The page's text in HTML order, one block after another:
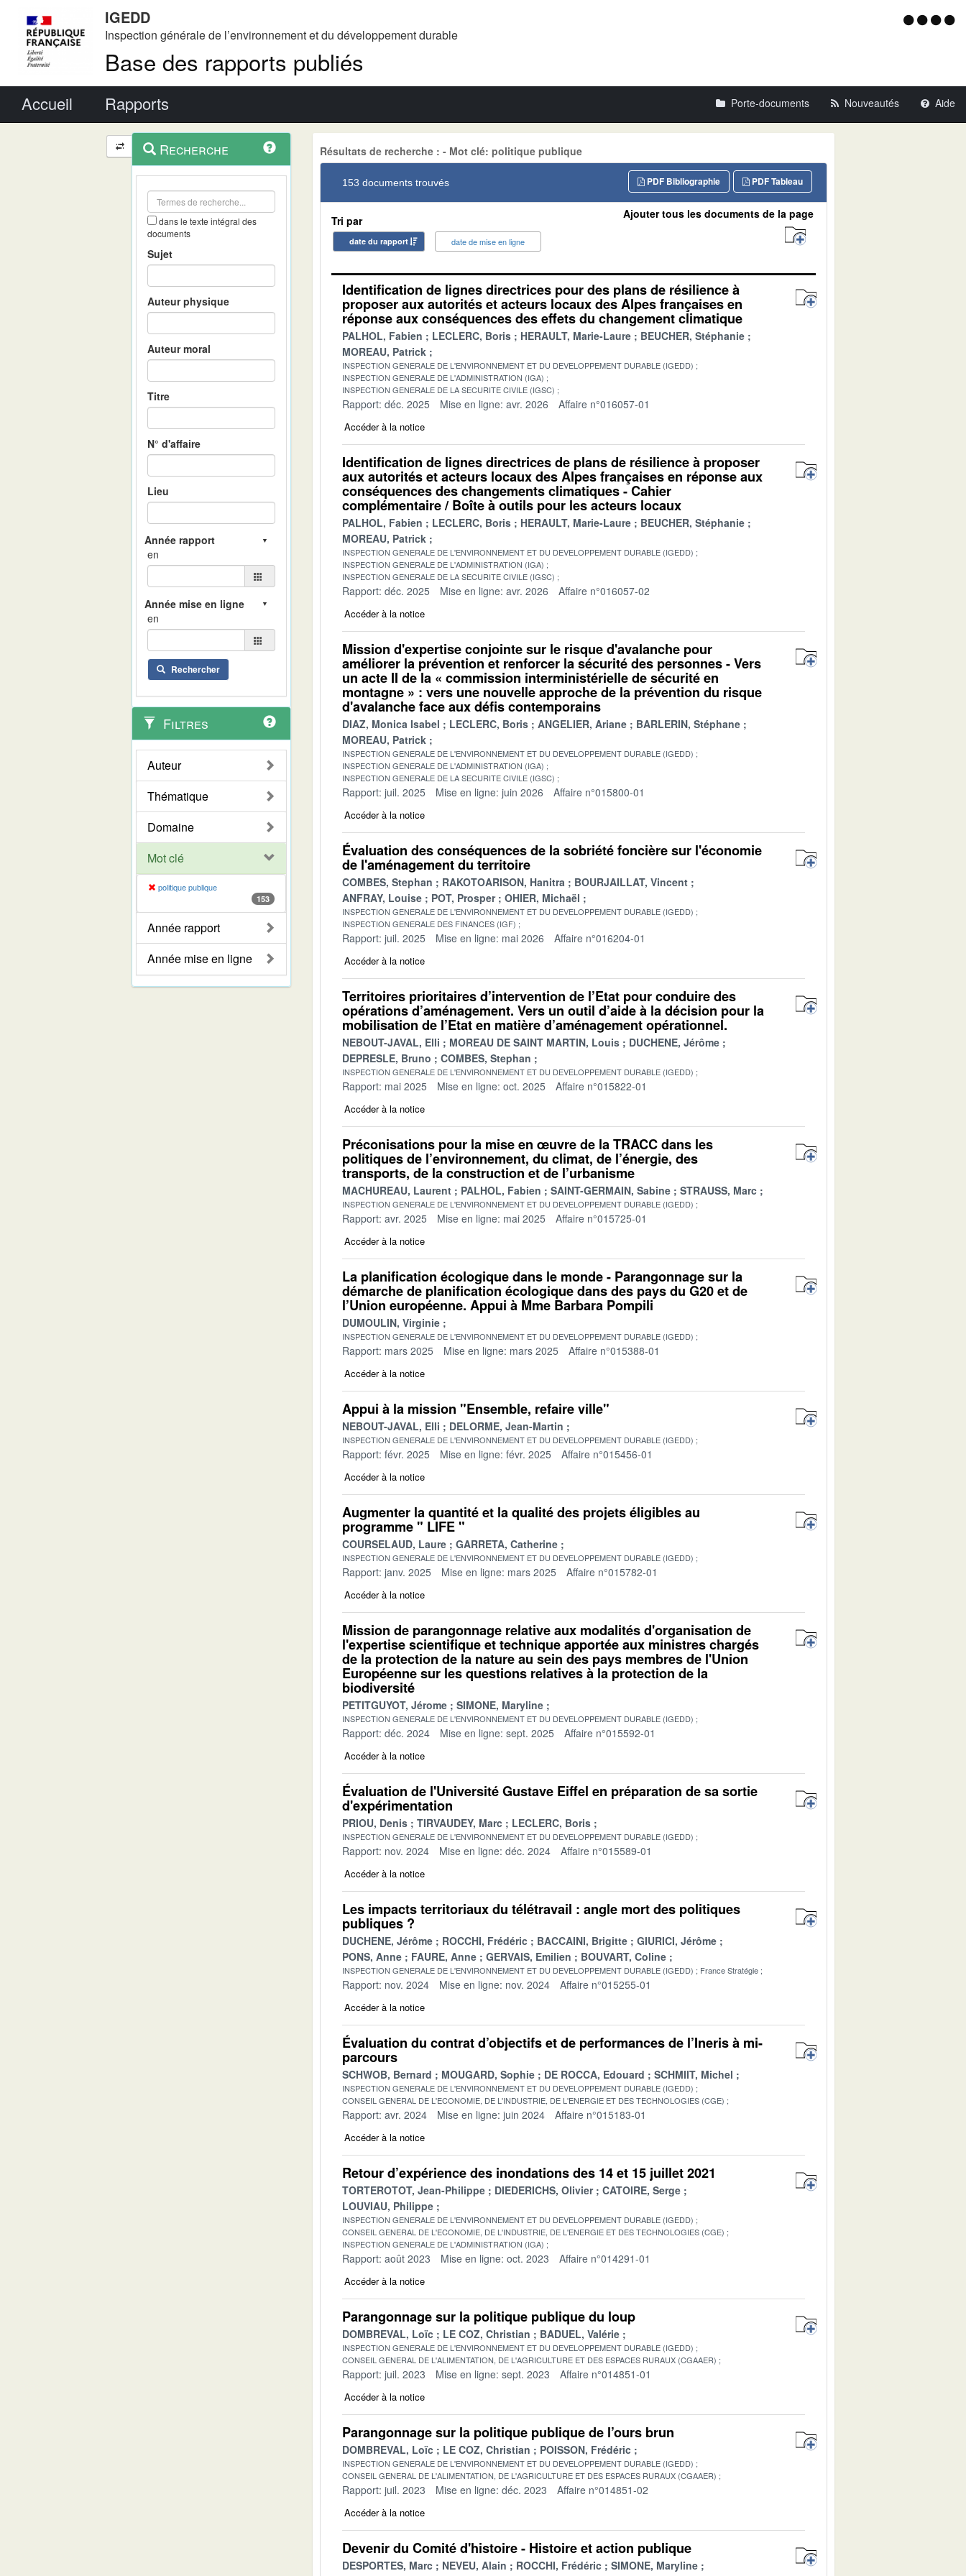
IGEDD
Inspection générale de l’environnement et du développement durable
Base des rapports publiés
Menu
Accueil Rapports Porte-documents Nouveautés Aide
Navigation
et
outils
contextuel
Recherche
dans le texte intégral des
documents
Sujet
Auteur physique
Auteur moral
Titre
N° d'affaire
Lieu
en
en
Rechercher
Filtres
Auteur
Thématique
Domaine
Mot clé
politique publique
153
Année rapport
Année mise en ligne
Résultats de recherche : - Mot clé: politique publique
153 documents trouvés PDF Tableau
PDF Bibliographie
Tri par
date du rapport date de mise en ligne
Ajouter tous les documents de la page
Identification de lignes directrices pour des plans de résilience à
proposer aux autorités et acteurs locaux des Alpes françaises en
réponse aux conséquences des effets du changement climatique
PALHOL, Fabien LECLERC, Boris HERAULT, Marie-Laure
BEUCHER, Stéphanie
MOREAU, Patrick
INSPECTION GENERALE DE L'ENVIRONNEMENT ET DU DEVELOPPEMENT DURABLE (IGEDD)
INSPECTION GENERALE DE L'ADMINISTRATION (IGA)
INSPECTION GENERALE DE LA SECURITE CIVILE (IGSC)
Rapport: déc. 2025 Mise en ligne: avr. 2026 Affaire n°016057-01
Accéder à la notice
Identification de lignes directrices de plans de résilience à proposer
aux autorités et acteurs locaux des Alpes françaises en réponse aux
conséquences des changements climatiques - Cahier
complémentaire / Boîte à outils pour les acteurs locaux
PALHOL, Fabien LECLERC, Boris HERAULT, Marie-Laure
BEUCHER, Stéphanie
MOREAU, Patrick
INSPECTION GENERALE DE L'ENVIRONNEMENT ET DU DEVELOPPEMENT DURABLE (IGEDD)
INSPECTION GENERALE DE L'ADMINISTRATION (IGA)
INSPECTION GENERALE DE LA SECURITE CIVILE (IGSC)
Rapport: déc. 2025 Mise en ligne: avr. 2026 Affaire n°016057-02
Accéder à la notice
Mission d'expertise conjointe sur le risque d'avalanche pour
améliorer la prévention et renforcer la sécurité des personnes - Vers
un acte II de la « commission interministérielle de sécurité en
montagne » : vers une nouvelle approche de la prévention du risque
d'avalanche face aux défis contemporains
DIAZ, Monica Isabel LECLERC, Boris ANGELIER, Ariane
BARLERIN, Stéphane
MOREAU, Patrick
INSPECTION GENERALE DE L'ENVIRONNEMENT ET DU DEVELOPPEMENT DURABLE (IGEDD)
INSPECTION GENERALE DE L'ADMINISTRATION (IGA)
INSPECTION GENERALE DE LA SECURITE CIVILE (IGSC)
Rapport: juil. 2025 Mise en ligne: juin 2026 Affaire n°015800-01
Accéder à la notice
Évaluation des conséquences de la sobriété foncière sur l'économie
de l'aménagement du territoire
COMBES, Stephan RAKOTOARISON, Hanitra
BOURJAILLAT, Vincent
ANFRAY, Louise
POT, Prosper OHIER, Michaël
INSPECTION GENERALE DE L'ENVIRONNEMENT ET DU DEVELOPPEMENT DURABLE (IGEDD)
INSPECTION GENERALE DES FINANCES (IGF)
Rapport: juil. 2025 Mise en ligne: mai 2026 Affaire n°016204-01
Accéder à la notice
Territoires prioritaires d’intervention de l’Etat pour conduire des
opérations d’aménagement. Vers un outil d’aide à la décision pour la
mobilisation de l’Etat en matière d’aménagement opérationnel.
NEBOUT-JAVAL, Elli MOREAU DE SAINT MARTIN, Louis
DUCHENE, Jérôme
DEPRESLE, Bruno
COMBES, Stephan
INSPECTION GENERALE DE L'ENVIRONNEMENT ET DU DEVELOPPEMENT DURABLE (IGEDD)
Rapport: mai 2025 Mise en ligne: oct. 2025 Affaire n°015822-01
Accéder à la notice
Préconisations pour la mise en œuvre de la TRACC dans les
politiques de l’environnement, du climat, de l’énergie, des
transports, de la construction et de l’urbanisme
MACHUREAU, Laurent PALHOL, Fabien SAINT-GERMAIN, Sabine STRAUSS, Marc
INSPECTION GENERALE DE L'ENVIRONNEMENT ET DU DEVELOPPEMENT DURABLE (IGEDD)
Rapport: avr. 2025 Mise en ligne: mai 2025 Affaire n°015725-01
Accéder à la notice
La planification écologique dans le monde - Parangonnage sur la
démarche de planification écologique dans des pays du G20 et de
l’Union européenne. Appui à Mme Barbara Pompili
DUMOULIN, Virginie
INSPECTION GENERALE DE L'ENVIRONNEMENT ET DU DEVELOPPEMENT DURABLE (IGEDD)
Rapport: mars 2025 Mise en ligne: mars 2025 Affaire n°015388-01
Accéder à la notice
Appui à la mission "Ensemble, refaire ville"
NEBOUT-JAVAL, Elli DELORME, Jean-Martin
INSPECTION GENERALE DE L'ENVIRONNEMENT ET DU DEVELOPPEMENT DURABLE (IGEDD)
Rapport: févr. 2025 Mise en ligne: févr. 2025 Affaire n°015456-01
Accéder à la notice
Augmenter la quantité et la qualité des projets éligibles au
programme " LIFE "
COURSELAUD, Laure GARRETA, Catherine
INSPECTION GENERALE DE L'ENVIRONNEMENT ET DU DEVELOPPEMENT DURABLE (IGEDD)
Rapport: janv. 2025 Mise en ligne: mars 2025 Affaire n°015782-01
Accéder à la notice
Mission de parangonnage relative aux modalités d'organisation de
l'expertise scientifique et technique apportée aux ministres chargés
de la protection de la nature au sein des pays membres de l'Union
Européenne sur les questions relatives à la protection de la
biodiversité
PETITGUYOT, Jérome SIMONE, Maryline
INSPECTION GENERALE DE L'ENVIRONNEMENT ET DU DEVELOPPEMENT DURABLE (IGEDD)
Rapport: déc. 2024 Mise en ligne: sept. 2025 Affaire n°015592-01
Accéder à la notice
Évaluation de l'Université Gustave Eiffel en préparation de sa sortie
d'expérimentation
PRIOU, Denis TIRVAUDEY, Marc LECLERC, Boris
INSPECTION GENERALE DE L'ENVIRONNEMENT ET DU DEVELOPPEMENT DURABLE (IGEDD)
Rapport: nov. 2024 Mise en ligne: déc. 2024 Affaire n°015589-01
Accéder à la notice
Les impacts territoriaux du télétravail : angle mort des politiques
publiques ?
DUCHENE, Jérôme ROCCHI, Frédéric BACCAINI, Brigitte
GIURICI, Jérôme
PONS, Anne
FAURE, Anne GERVAIS, Emilien BOUVART, Coline
INSPECTION GENERALE DE L'ENVIRONNEMENT ET DU DEVELOPPEMENT DURABLE (IGEDD) France Stratégie
Rapport: nov. 2024 Mise en ligne: nov. 2024 Affaire n°015255-01
Accéder à la notice
Évaluation du contrat d’objectifs et de performances de l’Ineris à mi-
parcours
SCHWOB, Bernard MOUGARD, Sophie DE ROCCA, Edouard SCHMIIT, Michel
INSPECTION GENERALE DE L'ENVIRONNEMENT ET DU DEVELOPPEMENT DURABLE (IGEDD)
CONSEIL GENERAL DE L'ECONOMIE, DE L'INDUSTRIE, DE L'ENERGIE ET DES TECHNOLOGIES (CGE)
Rapport: avr. 2024 Mise en ligne: juin 2024 Affaire n°015183-01
Accéder à la notice
Retour d’expérience des inondations des 14 et 15 juillet 2021
TORTEROTOT, Jean-Philippe DIEDERICHS, Olivier
CATOIRE, Serge
LOUVIAU, Philippe
INSPECTION GENERALE DE L'ENVIRONNEMENT ET DU DEVELOPPEMENT DURABLE (IGEDD)
CONSEIL GENERAL DE L'ECONOMIE, DE L'INDUSTRIE, DE L'ENERGIE ET DES TECHNOLOGIES (CGE)
INSPECTION GENERALE DE L'ADMINISTRATION (IGA)
Rapport: août 2023 Mise en ligne: oct. 2023 Affaire n°014291-01
Accéder à la notice
Parangonnage sur la politique publique du loup
DOMBREVAL, Loïc LE COZ, Christian BADUEL, Valérie
INSPECTION GENERALE DE L'ENVIRONNEMENT ET DU DEVELOPPEMENT DURABLE (IGEDD)
CONSEIL GENERAL DE L'ALIMENTATION, DE L'AGRICULTURE ET DES ESPACES RURAUX (CGAAER)
Rapport: juil. 2023 Mise en ligne: sept. 2023 Affaire n°014851-01
Accéder à la notice
Parangonnage sur la politique publique de l’ours brun
DOMBREVAL, Loïc LE COZ, Christian POISSON, Frédéric
INSPECTION GENERALE DE L'ENVIRONNEMENT ET DU DEVELOPPEMENT DURABLE (IGEDD)
CONSEIL GENERAL DE L'ALIMENTATION, DE L'AGRICULTURE ET DES ESPACES RURAUX (CGAAER)
Rapport: juil. 2023 Mise en ligne: déc. 2023 Affaire n°014851-02
Accéder à la notice
Devenir du Comité d'histoire - Histoire et action publique
DESPORTES, Marc NEVEU, Alain ROCCHI, Frédéric
SIMONE, Maryline